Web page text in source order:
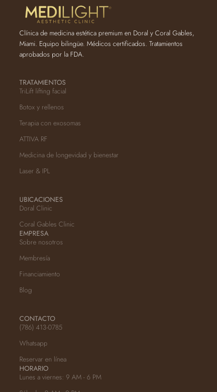
Clínica de medicina estética premium en Doral y Coral Gables,
Miami. Equipo bilingüe. Médicos certificados. Tratamientos
aprobados por la FDA.
TRATAMIENTOS
TriLift lifting facial
Botox y rellenos
Terapia con exosomas
ATTIVA RF
Medicina de longevidad y bienestar
Laser & IPL
UBICACIONES
Doral Clinic
Coral Gables Clinic
EMPRESA
Sobre nosotros
Membresía
Financiamiento
Blog
CONTACTO
(786) 413-0785
Whatsapp
Reservar en línea
HORARIO
Lunes a viernes: 9 AM - 6 PM